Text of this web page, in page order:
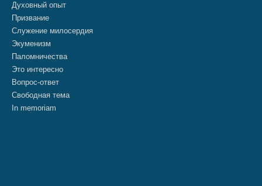
Духовный опыт
Призвание
Служение милосердия
Экуменизм
Паломничества
Это интересно
Вопрос-ответ
Свободная тема
In memoriam